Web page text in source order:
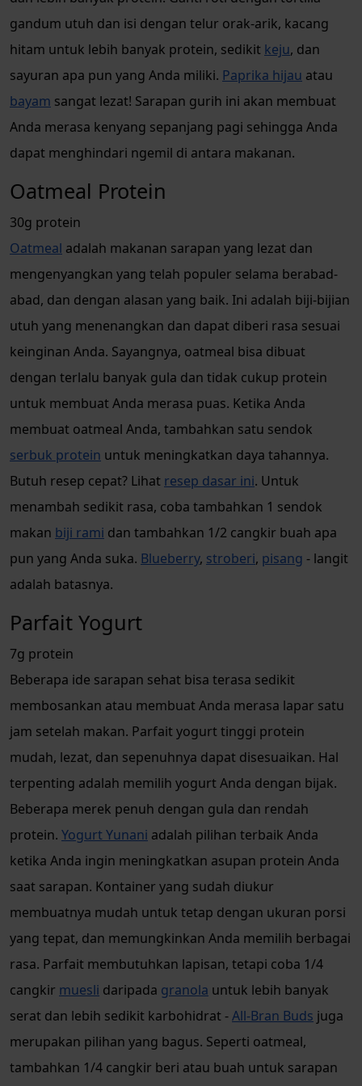
gandum utuh dan isi dengan telur orak-arik, kacang
hitam untuk lebih banyak protein, sedikit keju, dan
sayuran apa pun yang Anda miliki. Paprika hijau atau
bayam sangat lezat! Sarapan gurih ini akan membuat
Anda merasa kenyang sepanjang pagi sehingga Anda
dapat menghindari ngemil di antara makanan.
Oatmeal Protein
30g protein
Oatmeal adalah makanan sarapan yang lezat dan
mengenyangkan yang telah populer selama berabad-
abad, dan dengan alasan yang baik. Ini adalah biji-bijian
utuh yang menenangkan dan dapat diberi rasa sesuai
keinginan Anda. Sayangnya, oatmeal bisa dibuat
dengan terlalu banyak gula dan tidak cukup protein
untuk membuat Anda merasa puas. Ketika Anda
membuat oatmeal Anda, tambahkan satu sendok
serbuk protein untuk meningkatkan daya tahannya.
Butuh resep cepat? Lihat resep dasar ini. Untuk
menambah sedikit rasa, coba tambahkan 1 sendok
makan biji rami dan tambahkan 1/2 cangkir buah apa
pun yang Anda suka. Blueberry, stroberi, pisang - langit
adalah batasnya.
Parfait Yogurt
7g protein
Beberapa ide sarapan sehat bisa terasa sedikit
membosankan atau membuat Anda merasa lapar satu
jam setelah makan. Parfait yogurt tinggi protein
mudah, lezat, dan sepenuhnya dapat disesuaikan. Hal
terpenting adalah memilih yogurt Anda dengan bijak.
Beberapa merek penuh dengan gula dan rendah
protein. Yogurt Yunani adalah pilihan terbaik Anda
ketika Anda ingin meningkatkan asupan protein Anda
saat sarapan. Kontainer yang sudah diukur
membuatnya mudah untuk tetap dengan ukuran porsi
yang tepat, dan memungkinkan Anda memilih berbagai
rasa. Parfait membutuhkan lapisan, tetapi coba 1/4
cangkir muesli daripada granola untuk lebih banyak
serat dan lebih sedikit karbohidrat -All-Bran Buds juga
merupakan pilihan yang bagus. Seperti oatmeal,
tambahkan 1/4 cangkir beri atau buah untuk sarapan